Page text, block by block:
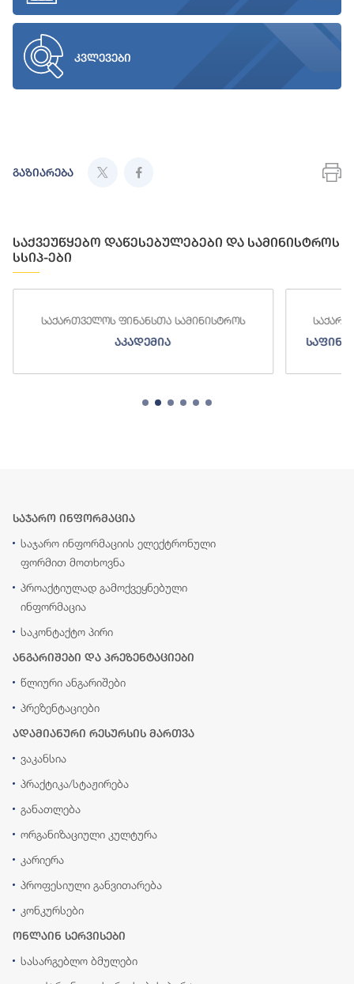
კვლევები
გაზიარება
საქვეუწყებო დაწესებულებები და სამინისტროს
სსიპ-ები
საქართველოს ფინანსთა სამინისტროს
აკადემია
საჯარო ინფორმაცია
საჯარო ინფორმაციის ელექტრონული
ფორმით მოთხოვნა
პროაქტიულად გამოქვეყნებული
ინფორმაცია
საკონტაქტო პირი
ანგარიშები და პრეზენტაციები
წლიური ანგარიშები
პრეზენტაციები
ადამიანური რესურსის მართვა
ვაკანსია
პრაქტიკა/სტაჟირება
განათლება
ორგანიზაციული კულტურა
კარიერა
პროფესიული განვითარება
კონკურსები
ონლაინ სერვისები
სასარგებლო ბმულები